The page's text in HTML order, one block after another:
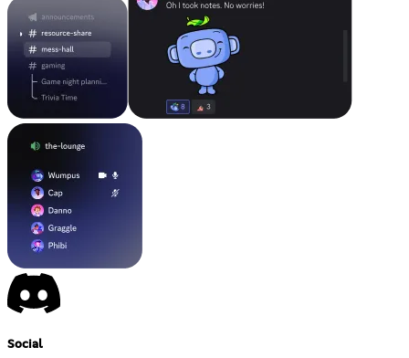
Social